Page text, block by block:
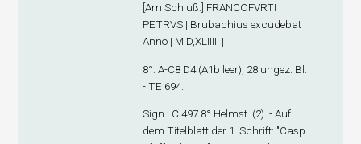
[Am Schluß:] FRANCOFVRTI
PETRVS | Brubachius excudebat
Anno | M.D,XLIIII. |
8°: A-C8 D4(A1b leer), 28 ungez. Bl.
- TE 694.
Sign.: C 497.8° Helmst. (2). - Auf
dem Titelblatt der 1. Schrift: "Casp.